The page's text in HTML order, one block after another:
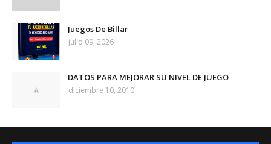
Juegos De Billar
julio 09, 2026
DATOS PARA MEJORAR SU NIVEL DE JUEGO
diciembre 10, 2010